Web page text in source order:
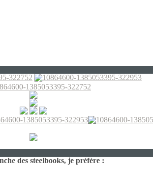
des steelbooks, je préfère :